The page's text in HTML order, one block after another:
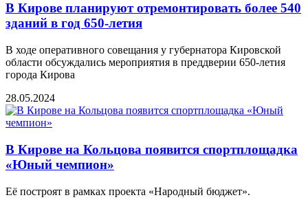
В Кирове планируют отремонтировать более 540
зданий в год 650-летия
В ходе оперативного совещания у губернатора Кировской
области обсуждались мероприятия в преддверии 650-летия
города Кирова
28.05.2024
В Кирове на Кольцова появится спортплощадка
«Юный чемпион»
Её построят в рамках проекта «Народный бюджет».